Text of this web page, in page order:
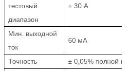
тестовый
диапазон
± 30 А
Мин. выходной
ток
60 мА
Точность ± 0,05% полной